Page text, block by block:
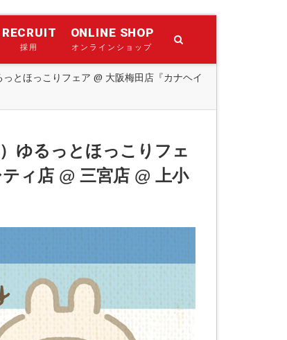
RECRUIT
採用
ONLINE SHOP
オンラインショップ
とほっこりフェア @ 大阪梅田店『カナヘイ
ゆるっとほっこりフェ
ィ店 @ 三宮店 @ 上小